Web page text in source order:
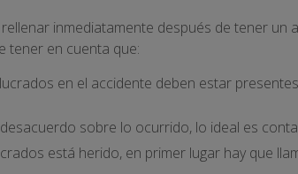
inmediatamente después de tener un
tener en cuenta que:
en el accidente deben estar
sobre lo ocurrido, lo ideal es
está herido, en primer lugar hay que